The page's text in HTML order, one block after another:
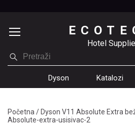
Dyson Katalozi
Hotel
Početna /Dyson V11 Absolute Extra
Absolute-extra-usisivac-2